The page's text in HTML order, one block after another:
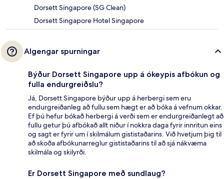
Dorsett Singapore (SG Clean)
Dorsett Singapore Hotel Singapore
Algengar spurningar
Býður Dorsett Singapore upp á ókeypis afbókun og
fulla endurgreiðslu?
Já, Dorsett Singapore býður upp á herbergi sem eru
endurgreiðanleg að fullu sem hægt er að bóka á vefnum okkar.
Ef þú hefur bókað herbergi á verði sem er endurgreiðanlegt að
fullu getur þú afbókað allt niður í nokkra daga fyrir innritun eins
og sagt er fyrir um í skilmálum gististaðarins. Við hvetjum þig til
að skoða afbókunarreglur gististaðarins til að sjá nákvæma
skilmála og skilyrði.
Er Dorsett Singapore með sundlaug?